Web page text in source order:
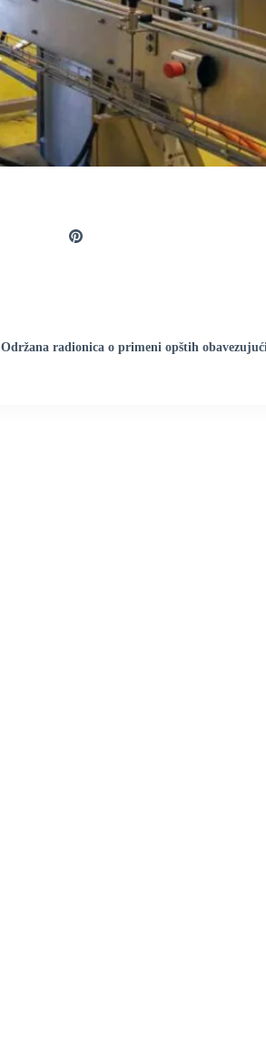
Održana radionica o primeni opštih